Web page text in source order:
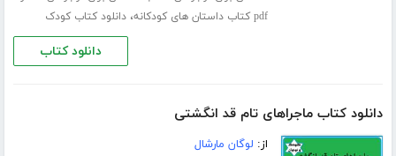
pdf کتاب داستان های کودکانه
،دانلود کتاب کودک
دانلود کتاب
دانلود کتاب ماجراهای تام قد انگشتی
از: لوگان مارشال